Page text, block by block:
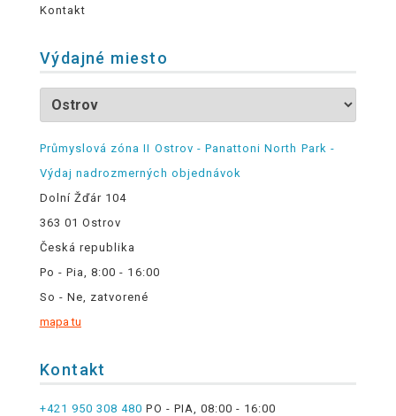
Kontakt
Výdajné miesto
Průmyslová zóna II Ostrov - Panattoni North Park -
Výdaj nadrozmerných objednávok
Dolní Žďár 104
363 01 Ostrov
Česká republika
Po - Pia, 8:00 - 16:00
So - Ne, zatvorené
mapa tu
Kontakt
+421 950 308 480 PO - PIA, 08:00 - 16:00